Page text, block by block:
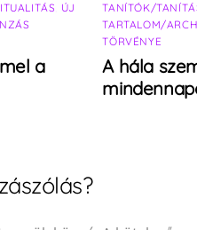
ÚJ
a
TANÍTÓK/
TARTALOM/
TÖRVÉNYE
A hála